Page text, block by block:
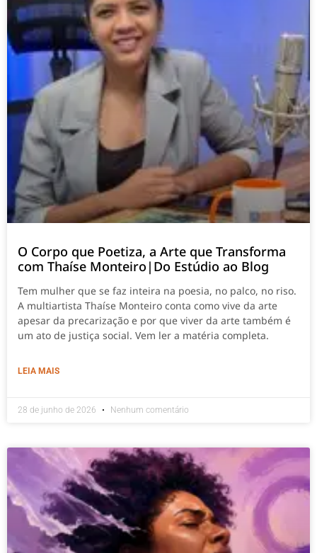
O Corpo que Poetiza, a Arte que Transforma
com Thaíse Monteiro|Do Estúdio ao Blog
Tem mulher que se faz inteira na poesia, no palco, no riso.
A multiartista Thaíse Monteiro conta como vive da arte
apesar da precarização e por que viver da arte também é
um ato de justiça social. Vem ler a matéria completa.
LEIA MAIS
28 de junho de 2026 Nenhum comentário